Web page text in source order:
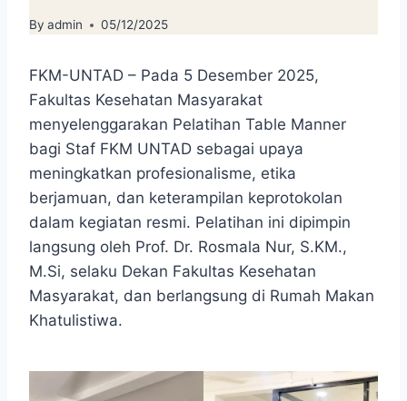
By admin 05/12/2025
FKM-UNTAD – Pada 5 Desember 2025,
Fakultas Kesehatan Masyarakat
menyelenggarakan Pelatihan Table Manner
bagi Staf FKM UNTAD sebagai upaya
meningkatkan profesionalisme, etika
berjamuan, dan keterampilan keprotokolan
dalam kegiatan resmi. Pelatihan ini dipimpin
langsung oleh Prof. Dr. Rosmala Nur, S.KM.,
M.Si, selaku Dekan Fakultas Kesehatan
Masyarakat, dan berlangsung di Rumah Makan
Khatulistiwa.